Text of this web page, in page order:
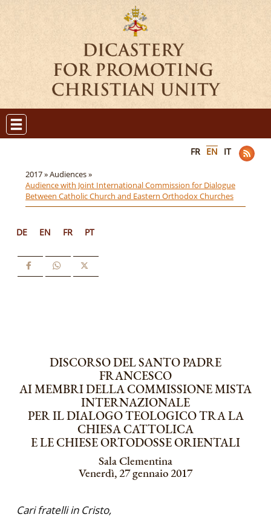
FR EN IT
2017 »Audiences »
Audience with Joint International Commission for Dialogue
Between Catholic Church and Eastern Orthodox Churches
DE EN FR PT
DISCORSO DEL SANTO PADRE
FRANCESCO
AI MEMBRI DELLA COMMISSIONE MISTA
INTERNAZIONALE
PER IL DIALOGO TEOLOGICO TRA LA
CHIESA CATTOLICA
E LE CHIESE ORTODOSSE ORIENTALI
Sala Clementina
Venerdì, 27 gennaio 2017
Cari fratelli in Cristo,